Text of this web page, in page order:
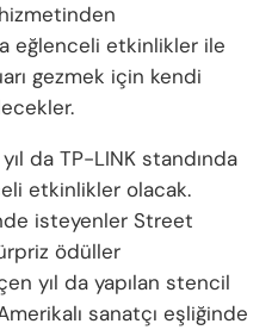
eğlenceli etkinlikler ile
gezmek için kendi
da TP-LINK standında
etkinlikler olacak.
isteyenler Street
ödüller
yıl da yapılan stencil
sanatçı eşliğinde